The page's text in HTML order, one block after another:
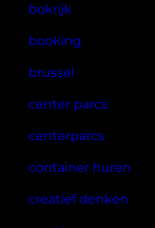
bokrijk
booking
brussel
center parcs
centerparcs
container huren
creatief denken